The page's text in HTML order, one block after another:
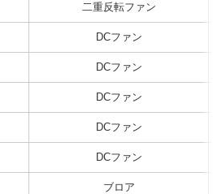
二重反転ファン
DCファン
DCファン
DCファン
DCファン
DCファン
ブロア